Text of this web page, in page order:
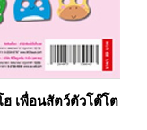
เพื่อนสัตว์ตัวโต๊โต